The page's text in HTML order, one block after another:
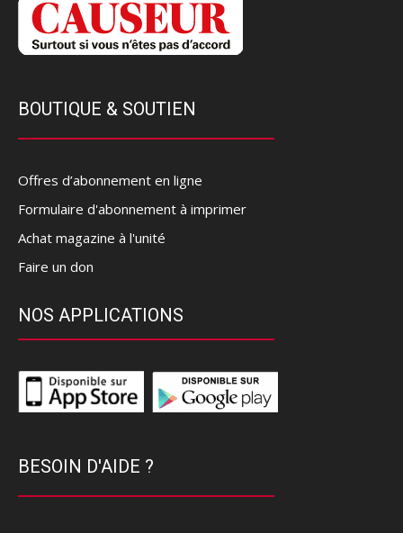
BOUTIQUE & SOUTIEN
Offres d’abonnement en ligne
Formulaire d'abonnement à imprimer
Achat magazine à l'unité
Faire un don
NOS APPLICATIONS
BESOIN D'AIDE ?